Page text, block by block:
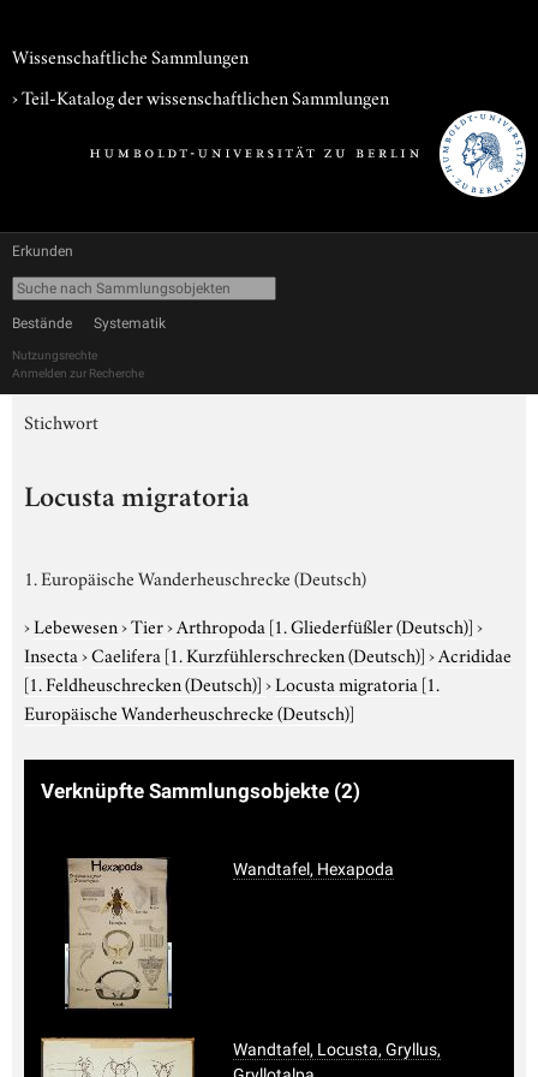
Wissenschaftliche Sammlungen
› Teil-Katalog der wissenschaftlichen Sammlungen
Erkunden
Bestände Systematik
Nutzungsrechte
Anmelden zur Recherche
Stichwort
Locusta migratoria
1. Europäische Wanderheuschrecke (Deutsch)
›Lebewesen›Tier›Arthropoda [1. Gliederfüßler (Deutsch)]›
Insecta›Caelifera [1. Kurzfühlerschrecken (Deutsch)]›Acrididae
[1. Feldheuschrecken (Deutsch)]›Locusta migratoria [1.
Europäische Wanderheuschrecke (Deutsch)]
Verknüpfte Sammlungsobjekte (2)
Wandtafel, Hexapoda
Wandtafel, Locusta, Gryllus,